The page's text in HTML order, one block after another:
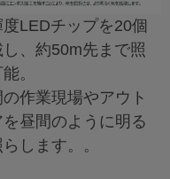
度LEDチップを20個
、約50m先まで照
。
作業現場やアウト
を昼間のように明る
らします。。